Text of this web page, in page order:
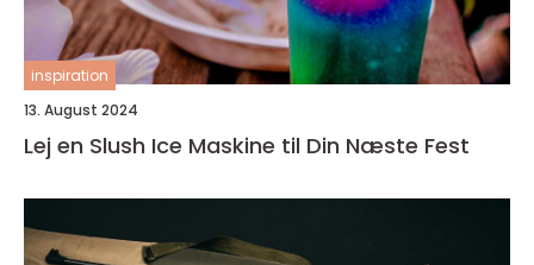
inspiration
13. August 2024
Lej en Slush Ice Maskine til Din Næste Fest